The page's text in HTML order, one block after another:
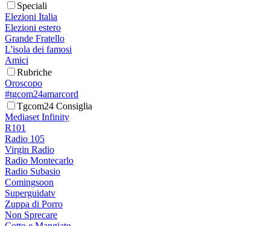
Speciali
Elezioni Italia
Elezioni estero
Grande Fratello
L'isola dei famosi
Amici
Rubriche
Oroscopo
#tgcom24amarcord
Tgcom24 Consiglia
Mediaset Infinity
R101
Radio 105
Virgin Radio
Radio Montecarlo
Radio Subasio
Comingsoon
Superguidatv
Zuppa di Porro
Non Sprecare